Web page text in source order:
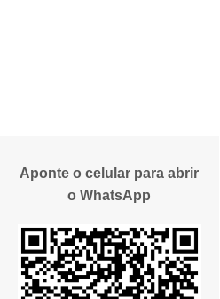
Aponte o celular para abrir
o WhatsApp